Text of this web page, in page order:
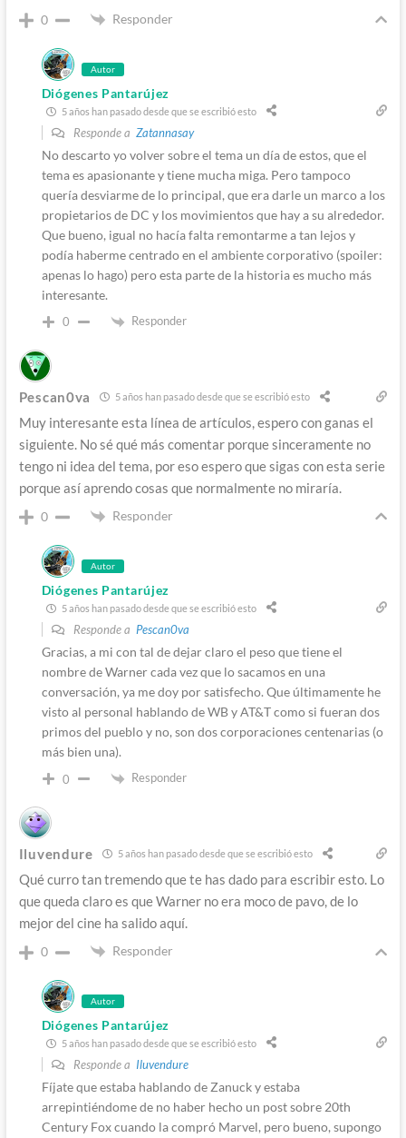
0 Responder
Autor
Diógenes Pantarújez
5 años han pasado desde que se escribió esto
Responde a Zatannasay
No descarto yo volver sobre el tema un día de estos, que el
tema es apasionante y tiene mucha miga. Pero tampoco
quería desviarme de lo principal, que era darle un marco a los
propietarios de DC y los movimientos que hay a su alrededor.
Que bueno, igual no hacía falta remontarme a tan lejos y
podía haberme centrado en el ambiente corporativo (spoiler:
apenas lo hago) pero esta parte de la historia es mucho más
interesante.
0 Responder
Pescan0va 5 años han pasado desde que se escribió esto
Muy interesante esta línea de artículos, espero con ganas el
siguiente. No sé qué más comentar porque sinceramente no
tengo ni idea del tema, por eso espero que sigas con esta serie
porque así aprendo cosas que normalmente no miraría.
0 Responder
Autor
Diógenes Pantarújez
5 años han pasado desde que se escribió esto
Responde a Pescan0va
Gracias, a mi con tal de dejar claro el peso que tiene el
nombre de Warner cada vez que lo sacamos en una
conversación, ya me doy por satisfecho. Que últimamente he
visto al personal hablando de WB y AT&T como si fueran dos
primos del pueblo y no, son dos corporaciones centenarias (o
más bien una).
0 Responder
Iluvendure 5 años han pasado desde que se escribió esto
Qué curro tan tremendo que te has dado para escribir esto. Lo
que queda claro es que Warner no era moco de pavo, de lo
mejor del cine ha salido aquí.
0 Responder
Autor
Diógenes Pantarújez
5 años han pasado desde que se escribió esto
Responde a Iluvendure
Fíjate que estaba hablando de Zanuck y estaba
arrepintiéndome de no haber hecho un post sobre 20th
Century Fox cuando la compró Marvel, pero bueno, supongo